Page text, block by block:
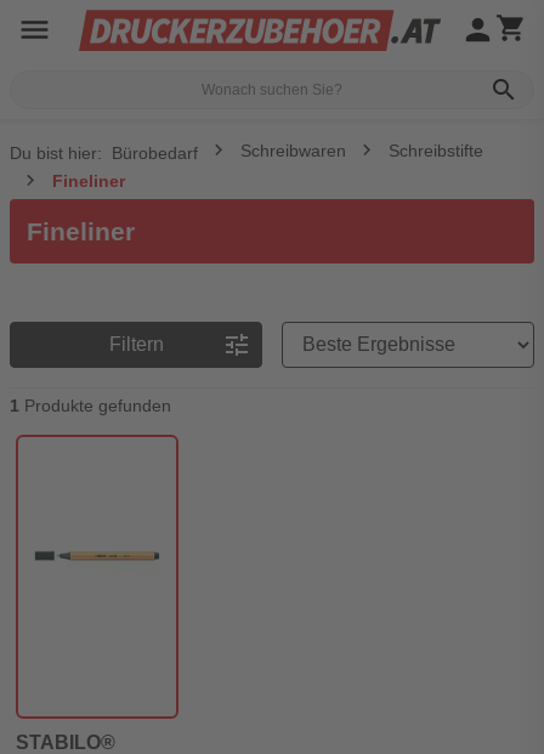
menu
search
person shopping_cart
Du bist hier: Bürobedarf Schreibwaren
Schreibstifte
Fineliner
Fineliner
Filtern tune
Preisreihenfolge
1 Produkte gefunden
STABILO®